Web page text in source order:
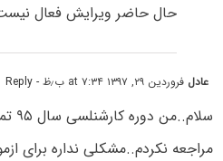
حال حاضر ویرایش فعال
عادل فروردین ۲۹, ۱۳۹۷ at ۷:۳۴ ب٫ظ - Reply
مراجعه نکردم..مشکلی نداره برای